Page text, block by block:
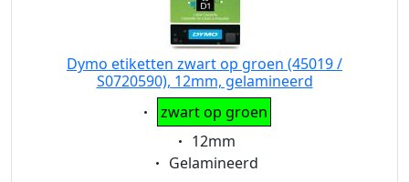
Dymo etiketten zwart op groen (45019 /
S0720590), 12mm, gelamineerd
Eigenschaft:
zwart op groen
Eigenschaft:
12mm
Eigenschaft:
Gelamineerd